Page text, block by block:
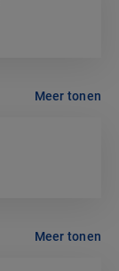
Meer tonen
Meer tonen